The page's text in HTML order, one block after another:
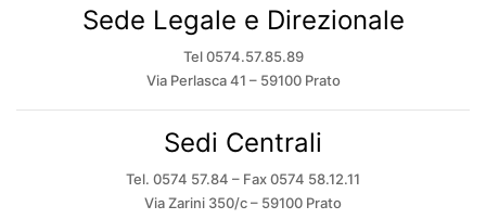
Sede Legale e Direzionale
Tel 0574.57.85.89
Via Perlasca 41 – 59100 Prato
Sedi Centrali
Tel. 0574 57.84 – Fax 0574 58.12.11
Via Zarini 350/c – 59100 Prato